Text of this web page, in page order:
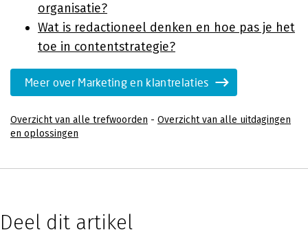
organisatie?
Wat is redactioneel denken en hoe pas je het
toe in contentstrategie?
Meer over Marketing en klantrelaties
Overzicht van alle trefwoorden - Overzicht van alle uitdagingen
en oplossingen
Deel dit artikel